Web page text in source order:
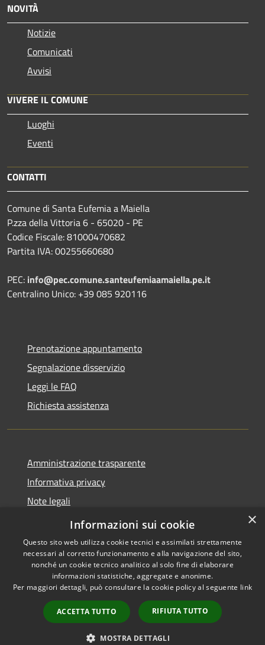
NOVITÀ
Notizie
Comunicati
Avvisi
VIVERE IL COMUNE
Luoghi
Eventi
CONTATTI
Comune di Santa Eufemia a Maiella
P.zza della Vittoria 6 - 65020 - PE
Codice Fiscale: 81000470682
Partita IVA: 00255660680
PEC: info@pec.comune.santeufemiaamaiella.pe.it
Centralino Unico: +39 085 920116
Prenotazione appuntamento
Segnalazione disservizio
Leggi le FAQ
Richiesta assistenza
Amministrazione trasparente
Informativa privacy
Note legali
Dichiarazione di accessibilità
Accessibilità
Copyright © 2026 • Comune di
Sant'Eufemia a Maiella •
Powered byMunicipium
Accesso redazione
×
Informazioni sui cookie
Questo sito web utilizza cookie tecnici e assimilati strettamente
necessari al corretto funzionamento e alla navigazione del sito,
nonché un cookie tecnico analitico al solo fine di elaborare
informazioni statistiche, aggregate e anonime.
Per maggiori dettagli, può consultare la cookie policy al seguente link
ACCETTA TUTTO RIFIUTA TUTTO
MOSTRA DETTAGLI